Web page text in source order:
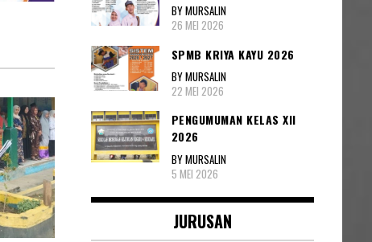
BY MURSALIN
26 MEI 2026
SPMB KRIYA KAYU 2026
BY MURSALIN
22 MEI 2026
PENGUMUMAN KELAS XII
2026
BY MURSALIN
5 MEI 2026
JURUSAN